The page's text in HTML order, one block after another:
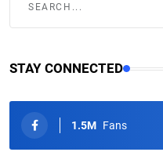
STAY CONNECTED
1.5M Fans